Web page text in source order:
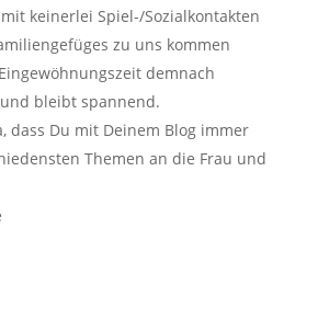
keinerlei Spiel-/Sozialkontakten
zu uns kommen
demnach
bleibt spannend.
dass Du mit Deinem Blog immer
Themen an die Frau und